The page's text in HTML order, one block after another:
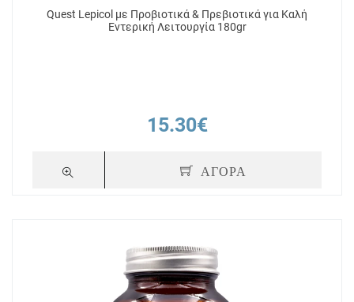
Quest Lepicol με Προβιοτικά & Πρεβιοτικά για Καλή
Εντερική Λειτουργία 180gr
15.30€
ΑΓΟΡΑ